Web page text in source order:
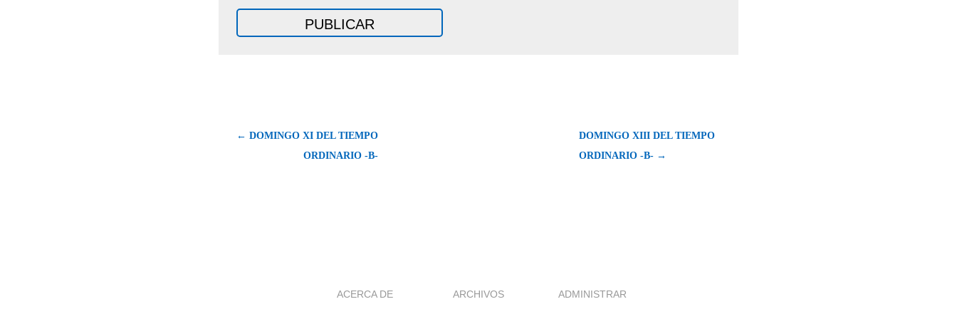
← DOMINGO XI DEL TIEMPO
ORDINARIO -B-
DOMINGO XIII DEL TIEMPO
ORDINARIO -B- →
ACERCA DE ARCHIVOS ADMINISTRAR